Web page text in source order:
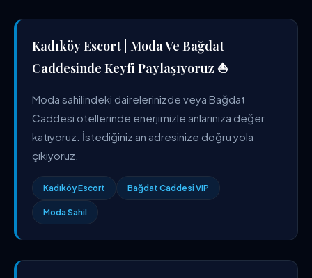
Kadıköy Escort | Moda Ve Bağdat
Caddesinde Keyfi Paylaşıyoruz ⛵
Moda sahilindeki dairelerinizde veya Bağdat
Caddesi otellerinde enerjimizle anlarınıza değer
katıyoruz. İstediğiniz an adresinize doğru yola
çıkıyoruz.
Kadıköy Escort Bağdat Caddesi VIP
Moda Sahil